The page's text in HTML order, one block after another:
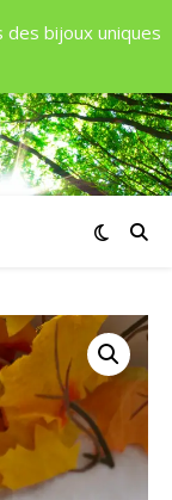
des bijoux uniques